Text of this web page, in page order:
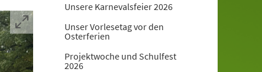
Unsere Karnevalsfeier 2026
Unser Vorlesetag vor den
Osterferien
Projektwoche und Schulfest
2026